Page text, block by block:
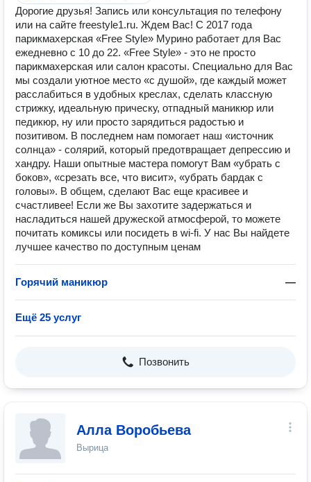
Дорогие друзья! Запись или консультация по телефону
или на сайте freestyle1.ru. Ждем Вас! С 2017 года
парикмахерская «Free Style» Мурино работает для Вас
ежедневно с 10 до 22. «Free Style» - это не просто
парикмахерская или салон красоты. Специально для Вас
мы создали уютное место «с душой», где каждый может
расслабиться в удобных креслах, сделать классную
стрижку, идеальную прическу, отпадный маникюр или
педикюр, ну или просто зарядиться радостью и
позитивом. В последнем нам помогает наш «источник
солнца» - солярий, который предотвращает депрессию и
хандру. Наши опытные мастера помогут Вам «убрать с
боков», «срезать все, что висит», «убрать бардак с
головы». В общем, сделают Вас еще красивее и
счастливее! Если же Вы захотите задержаться и
насладиться нашей дружеской атмосферой, то можете
почитать комиксы или посидеть в wi-fi. У нас Вы найдете
лучшее качество по доступным ценам
Горячий маникюр —
Ещё 25 услуг
Позвонить
Алла Воробьева
Вырица